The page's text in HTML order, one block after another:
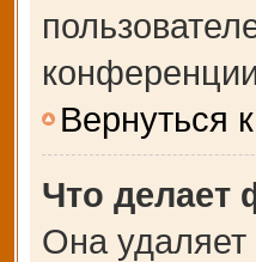
Вернуться
Что делает
Она удаляет